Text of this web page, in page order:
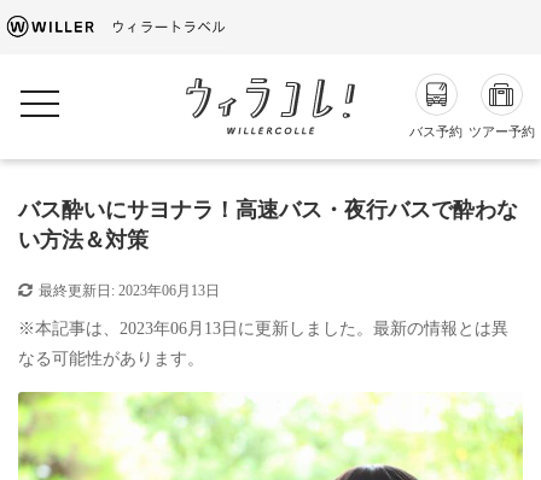
バス予約 ツアー予約
toggle navigation
バス酔いにサヨナラ！高速バス・夜行バスで酔わな
い方法＆対策
最終更新日: 2023年06月13日
※本記事は、2023年06月13日に更新しました。最新の情報とは異
なる可能性があります。